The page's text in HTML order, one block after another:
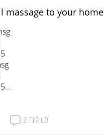
massage to your home
2 Trả Lời